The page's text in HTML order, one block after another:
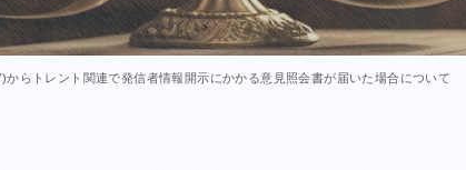
からトレント関連で発信者情報開示にかかる意見照会書が届いた場合について